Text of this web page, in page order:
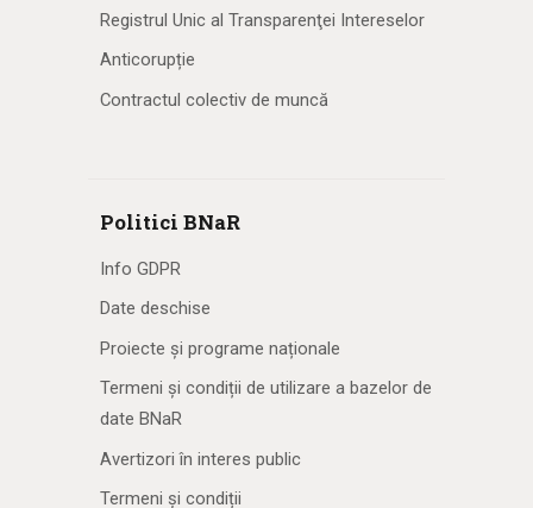
Registrul Unic al Transparenţei Intereselor
Anticorupție
Contractul colectiv de muncă
Politici BNaR
Info GDPR
Date deschise
Proiecte și programe naționale
Termeni și condiții de utilizare a bazelor de
date BNaR
Avertizori în interes public
Termeni și condiții